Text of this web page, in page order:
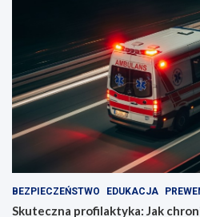
BEZPIECZEŃSTWO EDUKACJA
Skuteczna profilaktyka: Jak